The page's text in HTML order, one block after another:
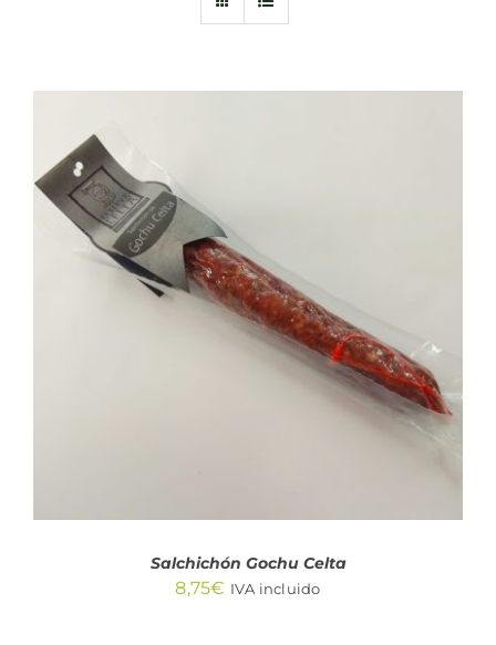
AÑADIR AL CARRITO
Salchichón Gochu Celta
8,75€ IVA incluido